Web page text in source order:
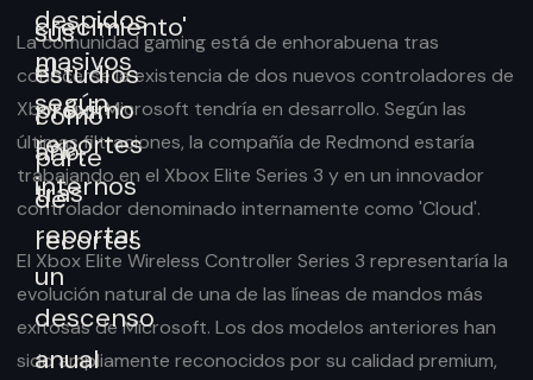
La comunidad gaming está de enhorabuena tras
conocerse la existencia de dos nuevos controladores de
Xbox que Microsoft tendría en desarrollo. Según las
últimas filtraciones, la compañía de Redmond estaría
trabajando en el Xbox Elite Series 3 y en un innovador
controlador denominado internamente como 'Cloud'.
El Xbox Elite Wireless Controller Series 3 representaría la
evolución natural de una de las líneas de mandos más
exitosas de Microsoft. Los dos modelos anteriores han
sido ampliamente reconocidos por su calidad premium,